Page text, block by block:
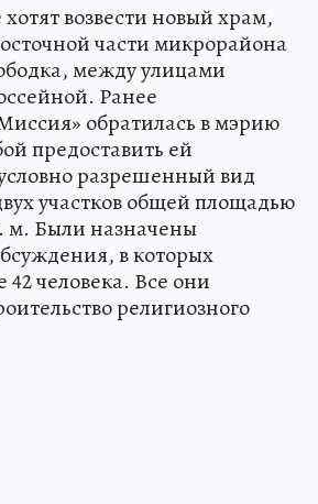
возвести новый храм,
части микрорайона
между улицами
Ранее
обратилась в мэрию
предоставить ей
разрешенный вид
участков общей площадью
м. Были назначены
в которых
человека. Все они
религиозного